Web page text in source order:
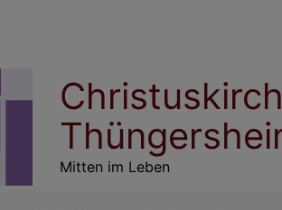
Mitten im Leben